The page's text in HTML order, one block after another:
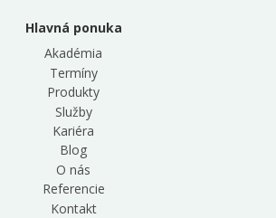
Hlavná ponuka
Akadémia
Termíny
Produkty
Služby
Kariéra
Blog
O nás
Referencie
Kontakt